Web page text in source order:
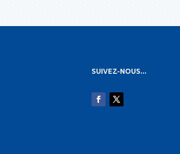
SUIVEZ-NOUS…